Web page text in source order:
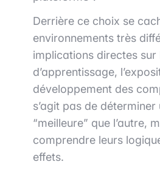
Derrière ce choix se
environnements très
implications directes sur
d’apprentissage,
développement des
s’agit pas de déterminer
“meilleure” que l’autre,
comprendre leurs
effets.